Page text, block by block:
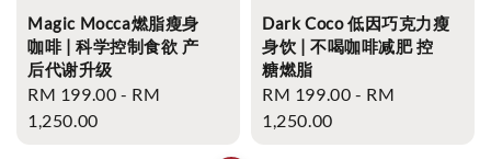
Magic Mocca燃脂瘦身
咖啡 | 科学控制食欲 产
后代谢升级
Regular
price
RM 199.00 - RM
1,250.00
Dark Coco 低因巧克力瘦
身饮 | 不喝咖啡减肥 控
糖燃脂
Regular
price
RM 199.00 - RM
1,250.00